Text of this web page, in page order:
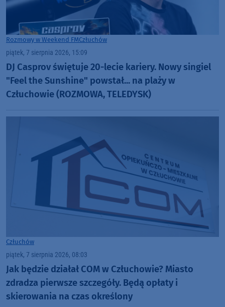
Rozmowy w Weekend FMCzłuchów
piątek, 7 sierpnia 2026, 15:09
DJ Casprov świętuje 20-lecie kariery. Nowy singiel
"Feel the Sunshine" powstał... na plaży w
Człuchowie (ROZMOWA, TELEDYSK)
Człuchów
piątek, 7 sierpnia 2026, 08:03
Jak będzie działał COM w Człuchowie? Miasto
zdradza pierwsze szczegóły. Będą opłaty i
skierowania na czas określony